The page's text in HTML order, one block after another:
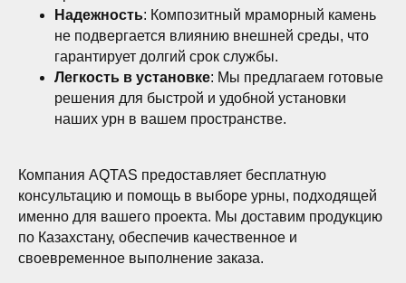
Надежность: Композитный мраморный камень
не подвергается влиянию внешней среды, что
гарантирует долгий срок службы.
Легкость в установке: Мы предлагаем готовые
решения для быстрой и удобной установки
наших урн в вашем пространстве.
Компания AQTAS предоставляет бесплатную
консультацию и помощь в выборе урны, подходящей
именно для вашего проекта. Мы доставим продукцию
по Казахстану, обеспечив качественное и
своевременное выполнение заказа.